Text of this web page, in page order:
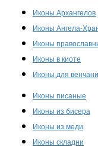
Иконы Архангелов
Иконы Ангела-
Иконы
Иконы в киоте
Иконы для
Иконы писаные
Иконы из бисера
Иконы из меди
Иконы складни